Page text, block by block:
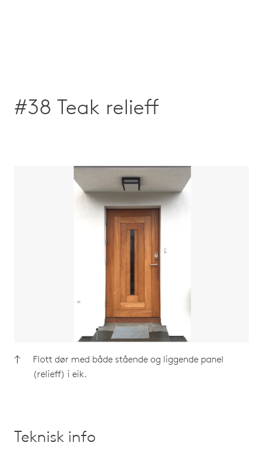
#38 Teak relieff
Flott dør med både stående og liggende panel
(relieff) i eik.
Teknisk info